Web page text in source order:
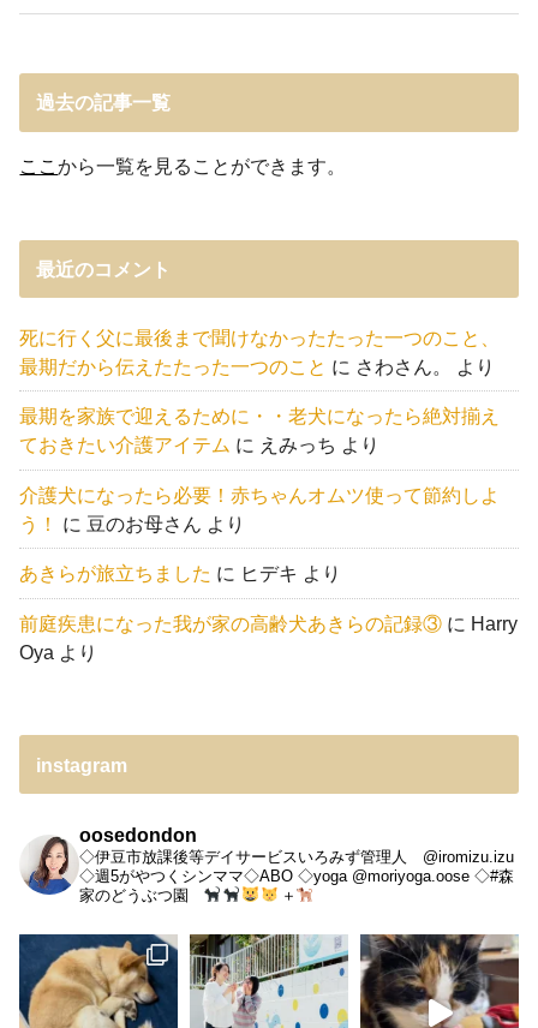
過去の記事一覧
ここから一覧を見ることができます。
最近のコメント
死に行く父に最後まで聞けなかったたった一つのこと、
最期だから伝えたたった一つのこと に さわさん。 より
最期を家族で迎えるために・・老犬になったら絶対揃え
ておきたい介護アイテム に えみっち より
介護犬になったら必要！赤ちゃんオムツ使って節約しよ
う！
に 豆のお母さん より
あきらが旅立ちました に ヒデキ より
前庭疾患になった我が家の高齢犬あきらの記録③ に Harry
Oya より
instagram
oosedondon
◇伊豆市放課後等デイサービスいろみず管理人 @iromizu.izu
◇週5がやつくシンママ◇ABO ◇yoga @moriyoga.oose ◇#森
家のどうぶつ園
＋